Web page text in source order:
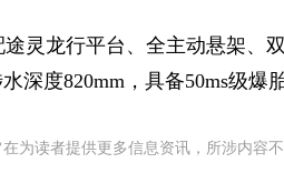
灵龙行平台、全主动悬架、
深度820mm，具备50ms级
为读者提供更多信息资讯，所涉内容